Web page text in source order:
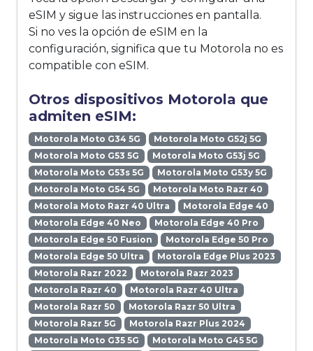
eSIM y sigue las instrucciones en pantalla.
Si no ves la opción de eSIM en la
configuración, significa que tu Motorola no es
compatible con eSIM.
Otros dispositivos Motorola que
admiten eSIM:
Motorola Moto G34 5G
Motorola Moto G52j 5G
Motorola Moto G53 5G
Motorola Moto G53j 5G
Motorola Moto G53s 5G
Motorola Moto G53y 5G
Motorola Moto G54 5G
Motorola Moto Razr 40
Motorola Moto Razr 40 Ultra
Motorola Edge 40
Motorola Edge 40 Neo
Motorola Edge 40 Pro
Motorola Edge 50 Fusion
Motorola Edge 50 Pro
Motorola Edge 50 Ultra
Motorola Edge Plus 2023
Motorola Razr 2022
Motorola Razr 2023
Motorola Razr 40
Motorola Razr 40 Ultra
Motorola Razr 50
Motorola Razr 50 Ultra
Motorola Razr 5G
Motorola Razr Plus 2024
Motorola Moto G35 5G
Motorola Moto G45 5G